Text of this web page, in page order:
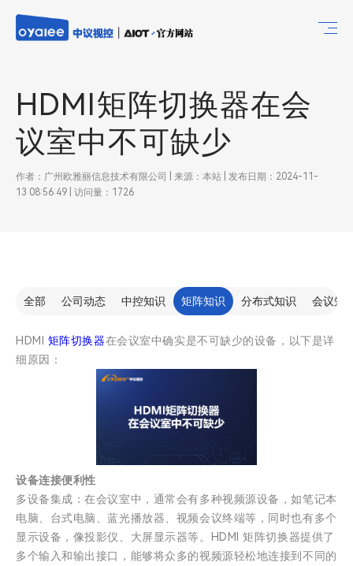
HDMI矩阵切换器在会
议室中不可缺少
作者：广州欧雅丽信息技术有限公司 | 来源：本站 | 发布日期：2024-11-
13 08:56:49 | 访问量：1726
全部 公司动态 中控知识 矩阵知识 分布式知识 会议知
HDMI 矩阵切换器在会议室中确实是不可缺少的设备，以下是详
细原因：
设备连接便利性
多设备集成：在会议室中，通常会有多种视频源设备，如笔记本
电脑、台式电脑、蓝光播放器、视频会议终端等，同时也有多个
显示设备，像投影仪、大屏显示器等。HDMI 矩阵切换器提供了
多个输入和输出接口，能够将众多的视频源轻松地连接到不同的